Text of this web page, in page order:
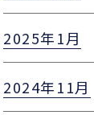
2025年1月
2024年11月